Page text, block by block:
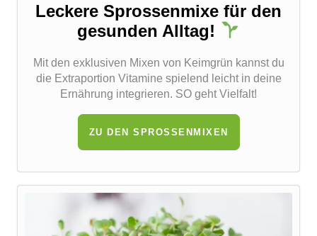
Leckere Sprossenmixe für den
gesunden Alltag!
Mit den exklusiven Mixen von Keimgrün kannst du
die Extraportion Vitamine spielend leicht in deine
Ernährung integrieren. SO geht Vielfalt!
ZU DEN SPROSSENMIXEN